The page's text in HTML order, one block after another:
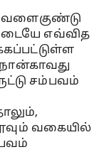
வளைகுண்டு
எவ்வித
சம்பவம்
வகையில்